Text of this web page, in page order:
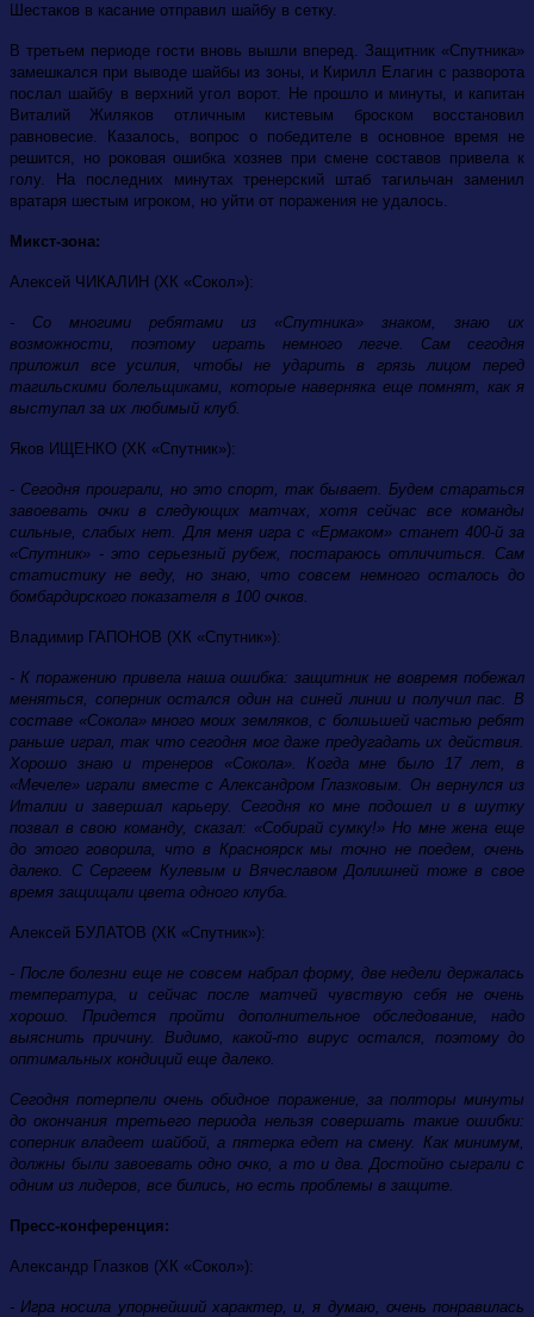
Шестаков в касание отправил шайбу в сетку.
В третьем периоде гости вновь вышли вперед. Защитник «Спутника»
замешкался при выводе шайбы из зоны, и Кирилл Елагин с разворота
послал шайбу в верхний угол ворот. Не прошло и минуты, и капитан
Виталий Жиляков отличным кистевым броском восстановил
равновесие. Казалось, вопрос о победителе в основное время не
решится, но роковая ошибка хозяев при смене составов привела к
голу. На последних минутах тренерский штаб тагильчан заменил
вратаря шестым игроком, но уйти от поражения не удалось.
Микст-зона:
Алексей ЧИКАЛИН (ХК «Сокол»):
- Со многими ребятами из «Спутника» знаком, знаю их
возможности, поэтому играть немного легче. Сам сегодня
приложил все усилия, чтобы не ударить в грязь лицом перед
тагильскими болельщиками, которые наверняка еще помнят, как я
выступал за их любимый клуб.
Яков ИЩЕНКО (ХК «Спутник»):
- Сегодня проиграли, но это спорт, так бывает. Будем стараться
завоевать очки в следующих матчах, хотя сейчас все команды
сильные, слабых нет. Для меня игра с «Ермаком» станет 400-й за
«Спутник» - это серьезный рубеж, постараюсь отличиться. Сам
статистику не веду, но знаю, что совсем немного осталось до
бомбардирского показателя в 100 очков.
Владимир ГАПОНОВ (ХК «Спутник»):
- К поражению привела наша ошибка: защитник не вовремя побежал
меняться, соперник остался один на синей линии и получил пас. В
составе «Сокола» много моих земляков, с болшьшей частью ребят
раньше играл, так что сегодня мог даже предугадать их действия.
Хорошо знаю и тренеров «Сокола». Когда мне было 17 лет, в
«Мечеле» играли вместе с Александром Глазковым. Он вернулся из
Италии и завершал карьеру. Сегодня ко мне подошел и в шутку
позвал в свою команду, сказал: «Собирай сумку!» Но мне жена еще
до этого говорила, что в Красноярск мы точно не поедем, очень
далеко. С Сергеем Кулевым и Вячеславом Долишней тоже в свое
время защищали цвета одного клуба.
Алексей БУЛАТОВ (ХК «Спутник»):
- После болезни еще не совсем набрал форму, две недели держалась
температура, и сейчас после матчей чувствую себя не очень
хорошо. Придется пройти дополнительное обследование, надо
выяснить причину. Видимо, какой-то вирус остался, поэтому до
оптимальных кондиций еще далеко.
Сегодня потерпели очень обидное поражение, за полторы минуты
до окончания третьего периода нельзя совершать такие ошибки:
соперник владеет шайбой, а пятерка едет на смену. Как минимум,
должны были завоевать одно очко, а то и два. Достойно сыграли с
одним из лидеров, все бились, но есть проблемы в защите.
Пресс-конференция:
Александр Глазков (ХК «Сокол»):
- Игра носила упорнейший характер, и, я думаю, очень понравилась